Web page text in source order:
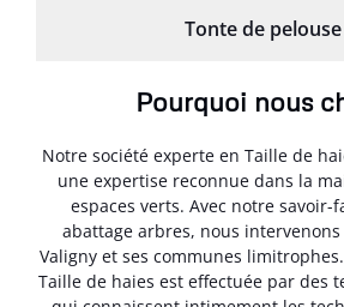
Tonte de pelouse
Pourquoi nous
Notre société experte en Taille de
une expertise reconnue dans la
espaces verts. Avec notre savoir-
abattage arbres, nous
Valigny et ses communes
Taille de haies est effectuée par des